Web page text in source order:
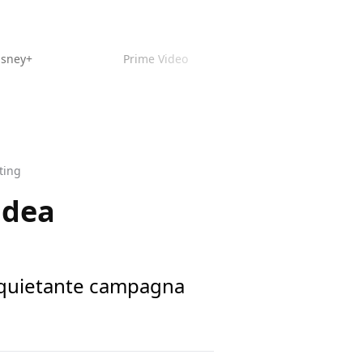
Prime Video
campagna